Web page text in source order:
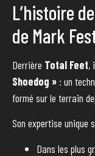
L’histoire
de Mark
Derrière Total Feet,
Shoedog » : un
formé sur le terrain
Son expertise unique
Dans les plus